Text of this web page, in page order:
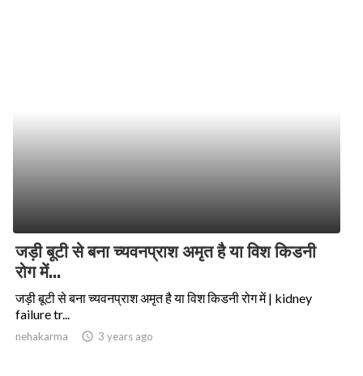
जड़ी बूटी से बना च्यवनप्राश अमृत है या विश किडनी
रोग में...
जड़ी बूटी से बना च्यवनप्राश अमृत है या विश किडनी रोग में | kidney
failure tr...
nehakarma access_time 3 years ago